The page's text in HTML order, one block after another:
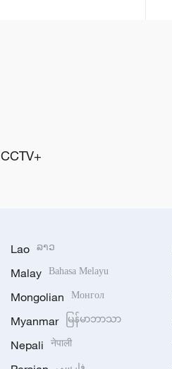
CCTV+
Lao ລາວ
Malay Bahasa Melayu
Mongolian Монгол
Myanmar မြန်မာဘာသာ
Nepali नेपाली